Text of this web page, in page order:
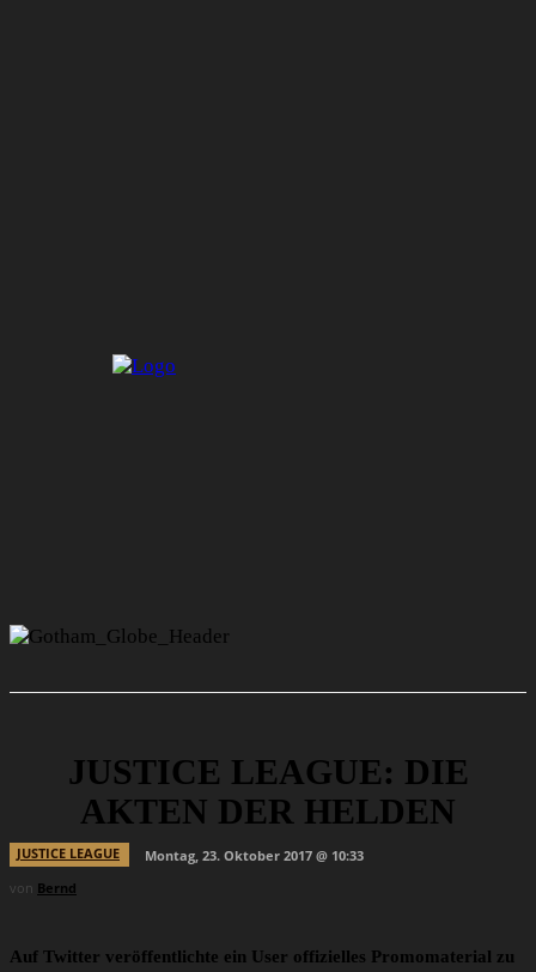
JUSTICE LEAGUE: DIE
AKTEN DER HELDEN
JUSTICE LEAGUE
Montag, 23. Oktober 2017 @ 10:33
von Bernd
Auf Twitter veröffentlichte ein User offizielles Promomaterial zu